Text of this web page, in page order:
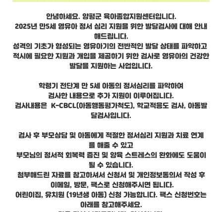
안녕하세요. 양평군 육아종합지원센터입니다.
2025년 만5세 영유아 정서 심리 지원을 위한 발달검사에 대해 안내
해드립니다.
성격의 기초가 형성되는 영유아기의 전반적인 발달 상태를 파악하고
적시에 필요한 지원과 개입을 제공하기 위한 검사로 영유아의 건강한
발달을 지원하는 사업입니다.
학령기 전단계 만 5세 아동의 정서심리를 파악하여
검사한 내용으로 추가 지원이 이루어집니다.
검사내용은 K-CBCL(아동행동평가척도), 학교적응도 검사, 아동발
달검사입니다.
검사 후 부모상담 및 아동에게 적절한 정서심리 지원과 치료 연계
를 해줄 수 있고
부모님의 정서적 회복력 증진 및 양육 스트레스의 완화에도 도움이
될 수 있습니다.
첨부해드린 자료를 참고하셔서 신청서 및 개인정보동의서 작성 후
이메일, 방문, 팩스로 신청해주시면 됩니다.
어린이집, 유치원 (19년생 아동) 신청 가능합니다. 팩스 신청번호는
아래를 참고해주세요.